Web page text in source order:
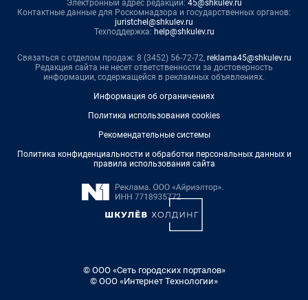
Электронный адрес редакции: 45@shkulev.ru
Контактные данные для Роскомнадзора и государственных органов:
juristchel@shkulev.ru
Техподдержка: help@shkulev.ru
Связаться с отделом продаж: 8 (3452) 56-72-72, reklama45@shkulev.ru
Редакция сайта не несет ответственности за достоверность
информации, содержащейся в рекламных объявлениях.
Информация об ограничениях
Политика использования cookies
Рекомендательные системы
Политика конфиденциальности и обработки персональных данных и
правила использования сайта
© ООО «Сеть городских порталов»
© ООО «Интернет Технологии»